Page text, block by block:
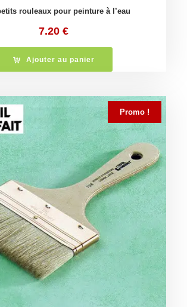
rouleaux pour peinture à l’eau
7.20 €
Ajouter au panier
Promo !